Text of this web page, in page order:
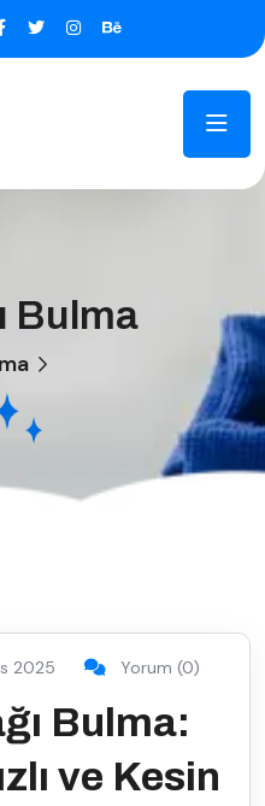
Bulma
2025 Yorum (0)
Bulma:
ve Kesin